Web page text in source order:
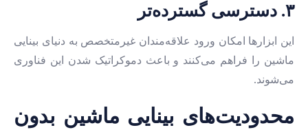
۳. دسترسی گسترده‌تر
این ابزارها امکان ورود علاقه‌مندان غیرمتخصص به دنیای بینایی
ماشین را فراهم می‌کنند و باعث دموکراتیک شدن این فناوری
می‌شوند.
محدودیت‌های بینایی ماشین بدون